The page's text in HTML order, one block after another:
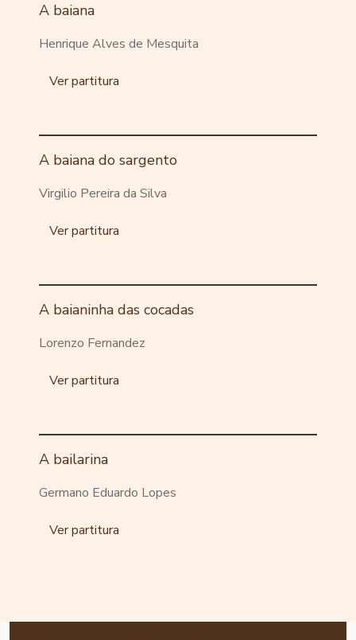
A baiana
Henrique Alves de Mesquita
Ver partitura
A baiana do sargento
Virgilio Pereira da Silva
Ver partitura
A baianinha das cocadas
Lorenzo Fernandez
Ver partitura
A bailarina
Germano Eduardo Lopes
Ver partitura